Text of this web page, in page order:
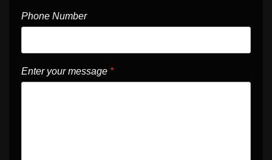
Phone Number
Enter your message *